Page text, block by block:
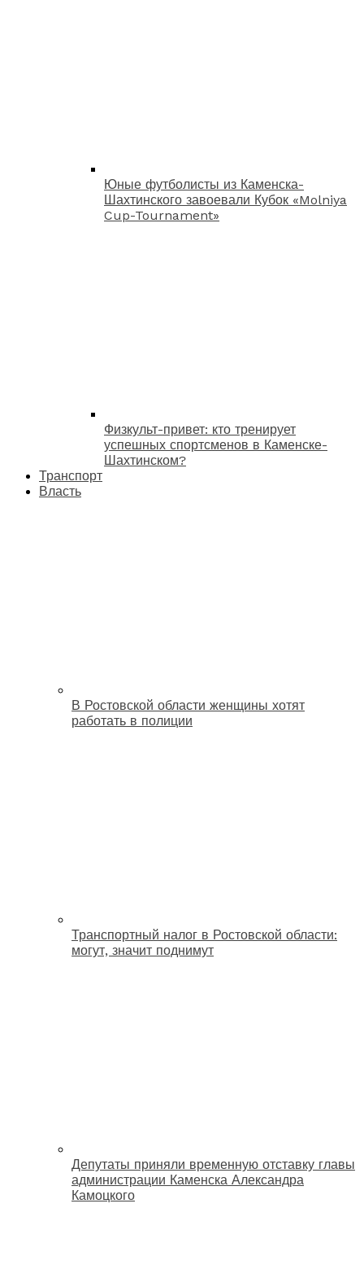
Юные футболисты из Каменска-
Шахтинского завоевали Кубок «Molniya
Cup-Tournament»
Физкульт-привет: кто тренирует
успешных спортсменов в Каменске-
Шахтинском?
Транспорт
Власть
В Ростовской области женщины хотят
работать в полиции
Транспортный налог в Ростовской области:
могут, значит поднимут
Депутаты приняли временную отставку главы
администрации Каменска Александра
Камоцкого